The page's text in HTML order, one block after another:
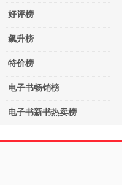
好评榜
飙升榜
特价榜
电子书畅销榜
电子书新书热卖榜